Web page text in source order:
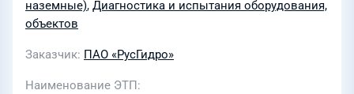
воздушных линий электропередачи
(далее ВЛ) 35-220 кВ при помощи
беспилотных авиационных систем, а
так же по камеральной обработке
наземные), Диагностика и испытания оборудования,
объектов
Заказчик ПАО «РусГидро»
Наименование ЭТП